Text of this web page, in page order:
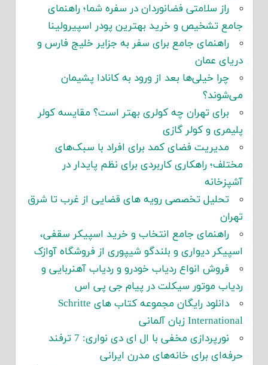
راز سلامتی فضانوردان در سفره شما؛ راهنمای
جامع تشخیص و خرید بهترین پودر اسپیرولینا
راهنمای جامع برای سفر به جزایر خلیج فارس و
دریای عمان
چرا خیلی‌ها بعد از ورود به کانادا پشیمان
می‌شوند؟
برای تهران چه کولری بهتر است؟ مقایسه کولر
پلیمری و کولر گازی
مدیریت فضای کمد برای افراد با سبک‌های
مختلف؛ راهکاری کاربردی برای نظم پایدار در
آشپزخانه
تحلیل تخصصی رویه های قضایی از غرب تا شرق
تهران
راهنمای جامع انتخاب و خرید اسپیکر سقفی،
اسپیکر دیواری و بلندگو شیپوری از فروشگاه آوازک
فروش انواع ردیاب خودرو و ردیاب آهنربایی و
ردیاب موتور سیکلت در پیام جی پی اس
دانلود رایگان مجموعه کتاب های Schritte
International زبان آلمانی
نورپردازی مخفی با ال ای دی نواری: 7 ترفند
حرفه‌ای برای خانه‌های مدرن ایرانی